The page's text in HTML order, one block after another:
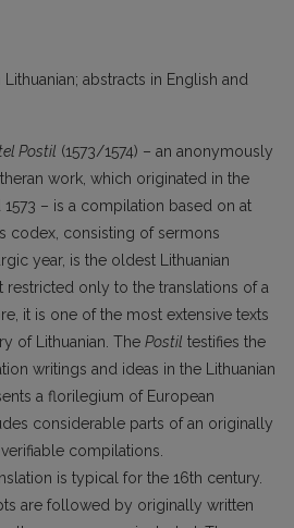
abstracts in English and
Postil (1573/1574) – an anonymously
work, which originated in the
– is a compilation based on at
codex, consisting of sermons
year, is the oldest Lithuanian
restricted only to the translations of a
it is one of the most extensive texts
of Lithuanian. The Postil testifies the
writings and ideas in the Lithuanian
a florilegium of European
considerable parts of an originally
compilations.
is typical for the 16th century.
are followed by originally written